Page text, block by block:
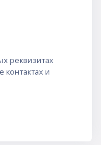
реквизитах
контактах и